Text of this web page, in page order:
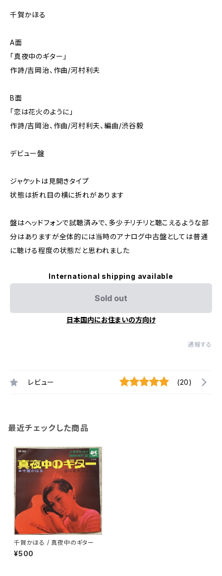
千賀かほる
A面
「真夜中のギター」
作詩/吉岡治、作曲/河村利夫
B面
「恋は花火のように」
作詩/吉岡治、作曲/河村利夫、編曲/渋谷毅
デビュー盤
ジャケットは見開きタイプ
状態は折れ目の横に折れがあります
盤はヘッドフォンで試聴済みで、多少チリチリと聴こえるような部
分はありますが全体的には当時のアナログ中古盤としては普通
に聴ける程度の状態だと思われました
International shipping available
Sold out
日本国内にお住まいの方向け
通報する
レビュー (20)
最近チェックした商品
千賀かほる / 真夜中のギター
¥500